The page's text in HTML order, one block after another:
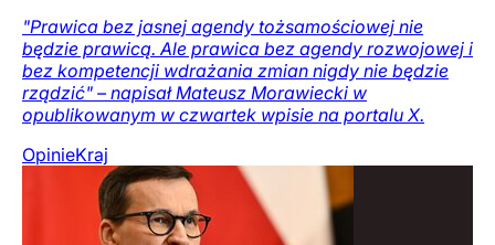
"Prawica bez jasnej agendy tożsamościowej nie
będzie prawicą. Ale prawica bez agendy rozwojowej i
bez kompetencji wdrażania zmian nigdy nie będzie
rządzić" – napisał Mateusz Morawiecki w
opublikowanym w czwartek wpisie na portalu X.
OpinieKraj